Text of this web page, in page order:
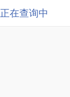
正在查询中